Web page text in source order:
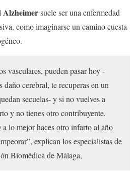
Alzheimersuele ser una enfermedad
como imaginarse un camino cuesta
vasculares, pueden pasar hoy -
daño cerebral, te recuperas en un
secuelas- y si no vuelves a
y no tienes otro contribuyente,
a lo mejor haces otro infarto al año
explican los especialistas de
Biomédica de Málaga,